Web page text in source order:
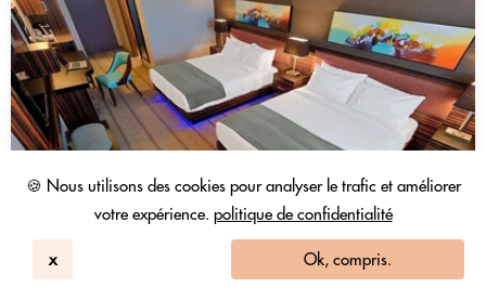
🍪 Nous utilisons des cookies pour analyser le trafic et améliorer
votre expérience. politique de confidentialité
x Ok, compris.